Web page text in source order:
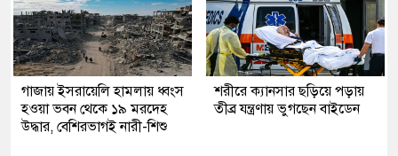
গাজায় ইসরায়েলি হামলায় ধ্বংস
হওয়া ভবন থেকে ১৯ মরদেহ
উদ্ধার, বেশিরভাগই নারী-শিশু
শরীরে ক্যানসার ছড়িয়ে পড়ায়
তীব্র যন্ত্রণায় ভুগছেন বাইডেন